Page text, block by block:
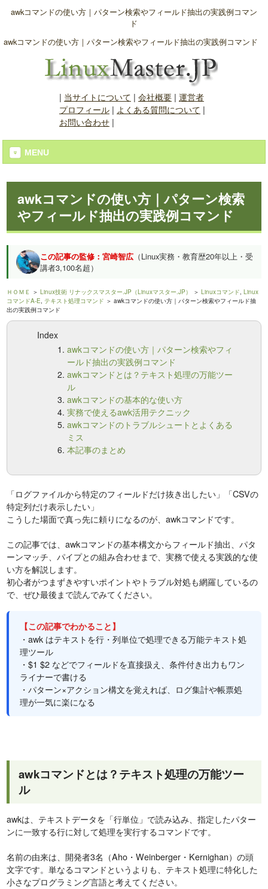
awkコマンドの使い方｜パターン検索やフィールド抽出の実践例コマン
ド
awkコマンドの使い方｜パターン検索やフィールド抽出の実践例コマンド
| 当サイトについて | 会社概要| 運営者
プロフィール| よくある質問について |
お問い合わせ|
MENU
awkコマンドの使い方｜パターン検索
やフィールド抽出の実践例コマンド
この記事の監修：宮崎智広 （Linux実務・教育歴20年以上・受
講者3,100名超）
ＨＯＭＥ ＞Linux技術 リナックスマスター.JP（Linuxマスター.JP） ＞Linuxコマンド,Linux
コマンドA-E, テキスト処理コマンド ＞ awkコマンドの使い方｜パターン検索やフィールド抽
出の実践例コマンド
Index
awkコマンドの使い方｜パターン検索やフィ
ールド抽出の実践例コマンド
awkコマンドとは？テキスト処理の万能ツー
ル
awkコマンドの基本的な使い方
実務で使えるawk活用テクニック
awkコマンドのトラブルシュートとよくある
ミス
本記事のまとめ
「ログファイルから特定のフィールドだけ抜き出したい」「CSVの
特定列だけ表示したい」
こうした場面で真っ先に頼りになるのが、awkコマンドです。
この記事では、awkコマンドの基本構文からフィールド抽出、パタ
ーンマッチ、パイプとの組み合わせまで、実務で使える実践的な使
い方を解説します。
初心者がつまずきやすいポイントやトラブル対処も網羅しているの
で、ぜひ最後まで読んでみてください。
【この記事でわかること】
・awk はテキストを行・列単位で処理できる万能テキスト処
理ツール
・$1 $2 などでフィールドを直接扱え、条件付き出力もワン
ライナーで書ける
・パターン×アクション構文を覚えれば、ログ集計や帳票処
理が一気に楽になる
awkコマンドとは？テキスト処理の万能ツー
ル
awkは、テキストデータを「行単位」で読み込み、指定したパター
ンに一致する行に対して処理を実行するコマンドです。
名前の由来は、開発者3名（Aho・Weinberger・Kernighan）の頭
文字です。単なるコマンドというよりも、テキスト処理に特化した
小さなプログラミング言語と考えてください。